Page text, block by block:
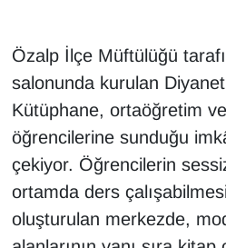
Özalp İlçe Müftülüğü
salonunda kurulan
Kütüphane, ortaöğretim
öğrencilerine sunduğu
çekiyor. Öğrencilerin
ortamda ders
oluşturulan merkezde,
İngilizce
Kadın
Kamu Alımları
Kim Kimdir?